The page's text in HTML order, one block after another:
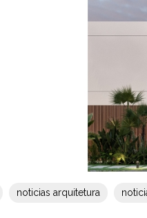
noticias arquitetura